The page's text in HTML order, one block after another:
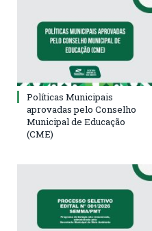
Políticas Municipais
aprovadas pelo Conselho
Municipal de Educação
(CME)